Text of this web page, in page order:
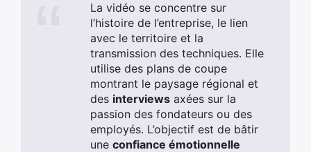
La vidéo se concentre sur
l’histoire de l’entreprise, le lien
avec le territoire et la
transmission des techniques. Elle
utilise des plans de coupe
montrant le paysage régional et
des interviews axées sur la
passion des fondateurs ou des
employés. L’objectif est de bâtir
une confiance émotionnelle